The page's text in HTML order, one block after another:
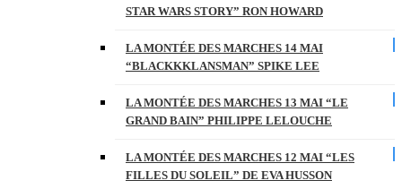
STAR WARS STORY” RON HOWARD
LA MONTÉE DES MARCHES 14 MAI
“BLACKKKLANSMAN” SPIKE LEE
LA MONTÉE DES MARCHES 13 MAI “LE
GRAND BAIN” PHILIPPE LELOUCHE
LA MONTÉE DES MARCHES 12 MAI “LES
FILLES DU SOLEIL” DE EVA HUSSON